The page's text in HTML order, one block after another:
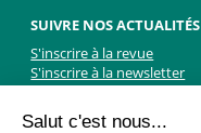
SUIVRE NOS ACTUALITÉS
S'inscrire à la revue
S'inscrire à la newsletter
Salut c'est nous...